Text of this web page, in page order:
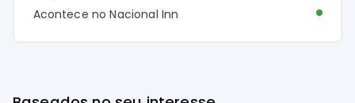
Acontece no Nacional Inn